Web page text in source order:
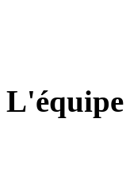
L'équipe